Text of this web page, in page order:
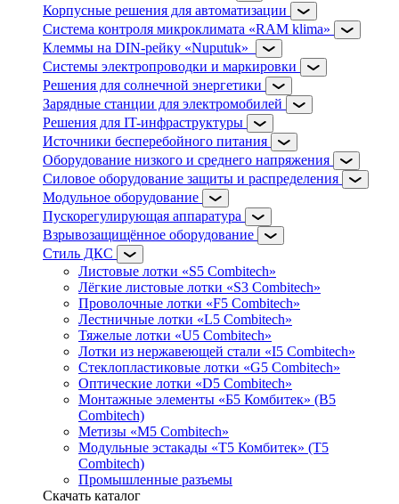
Корпусные решения для автоматизации
Система контроля микроклимата «RAM klima»
Клеммы на DIN-рейку «Nuputuk»
Системы электропроводки и маркировки
Решения для солнечной энергетики
Зарядные станции для электромобилей
Решения для IT-инфраструктуры
Источники бесперебойного питания
Оборудование низкого и среднего напряжения
Силовое оборудование защиты и распределения
Модульное оборудование
Пускорегулирующая аппаратура
Взрывозащищённое оборудование
Стиль ДКС
Листовые лотки «S5 Combitech»
Лёгкие листовые лотки «S3 Combitech»
Проволочные лотки «F5 Combitech»
Лестничные лотки «L5 Combitech»
Тяжелые лотки «U5 Combitech»
Лотки из нержавеющей стали «I5 Combitech»
Стеклопластиковые лотки «G5 Combitech»
Оптические лотки «D5 Combitech»
Монтажные элементы «Б5 Комбитек» (B5
Combitech)
Метизы «M5 Combitech»
Модульные эстакады «Т5 Комбитек» (T5
Combitech)
Промышленные разъемы
Скачать каталог